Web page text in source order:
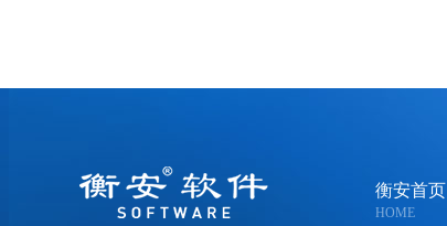
衡安首页
HOME